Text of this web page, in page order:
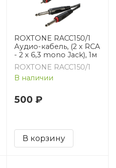
ROXTONE RACC150/1
Аудио-кабель, (2 x RCA
- 2 x 6,3 mono Jack), 1м
ROXTONE RACC150/1
В наличии
500 ₽
В корзину